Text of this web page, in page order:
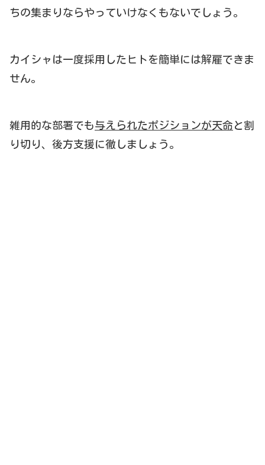
ちの集まりならやっていけなくもないでしょう。
カイシャは一度採用したヒトを簡単には解雇できま
せん。
雑用的な部署でも与えられたポジションが天命 と割
り切り、後方支援に徹しましょう。